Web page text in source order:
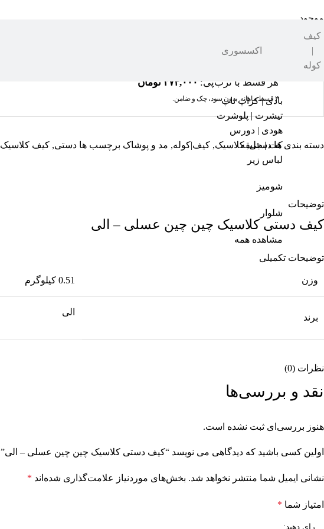
کیف
|
کوله
اکسسوری
بادی | کراپ تاپ
تیشرت | پلوشرت
هودی | دورس
کت | جلیقه
لباس زیر
شومیز
شلوار
مشاهده همه
موجود
هر قسط با ترب‌پی: ۳۷۴,۰۰۰ تومان
۴ قسط ماهانه. بدون سود، چک و ضامن.
دسته بندی ها دستی,کلاسیک, کیف|کوله, مد و پوشاک برچسب ها دستی, کیف کلاسیک
توضیحات
کیف دستی کلاسیک چین چین عسلی – الی
توضیحات تکمیلی
وزن 0.51 کیلوگرم
برند
الی
نظرات (0)
نقد و بررسی‌ها
هنوز بررسی‌ای ثبت نشده است.
اولین کسی باشید که دیدگاهی می نویسد “کیف دستی کلاسیک چین چین عسلی – الی”
نشانی ایمیل شما منتشر نخواهد شد. بخش‌های موردنیاز علامت‌گذاری شده‌اند *
امتیاز شما *